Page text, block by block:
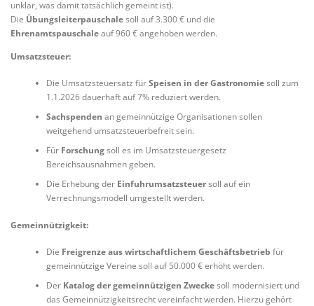
unklar, was damit tatsächlich gemeint ist).
Die Übungsleiterpauschalesoll auf 3.300 € und die
Ehrenamtspauschaleauf 960 € angehoben werden.
Umsatzsteuer:
Die Umsatzsteuersatz fürSpeisen in der Gastronomiesoll zum
1.1.2026 dauerhaft auf 7% reduziert werden.
Sachspenden an gemeinnützige Organisationen sollen
weitgehend umsatzsteuerbefreit sein.
Für Forschungsoll es im Umsatzsteuergesetz
Bereichsausnahmen geben.
Die Erhebung der Einfuhrumsatzsteuersoll auf ein
Verrechnungsmodell umgestellt werden.
Gemeinnützigkeit:
Die Freigrenze aus wirtschaftlichem Geschäftsbetrieb für
gemeinnützige Vereine soll auf 50.000 € erhöht werden.
Der Katalog der gemeinnützigen Zweckesoll modernisiert und
das Gemeinnützigkeitsrecht vereinfacht werden. Hierzu gehört